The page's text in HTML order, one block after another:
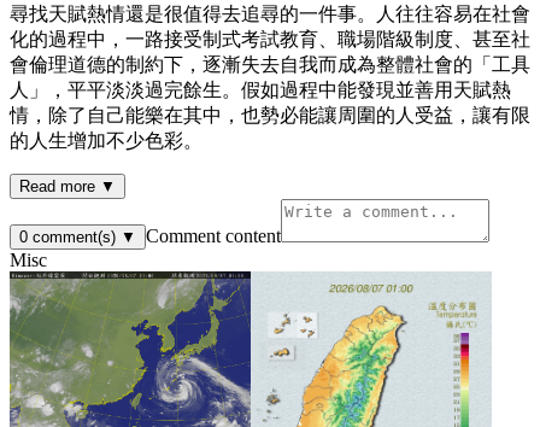
尋找天賦熱情還是很值得去追尋的一件事。人往往容易在社會
化的過程中，一路接受制式考試教育、職場階級制度、甚至社
會倫理道德的制約下，逐漸失去自我而成為整體社會的「工具
人」，平平淡淡過完餘生。假如過程中能發現並善用天賦熱
情，除了自己能樂在其中，也勢必能讓周圍的人受益，讓有限
的人生增加不少色彩。
Read more ▼
0 comment(s) ▼
Comment content
Misc